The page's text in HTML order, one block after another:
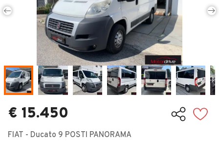
Auto d'epoca
Moto
Camper
Veicoli Commerciali
Concessionari
€ 15.450
FIAT - Ducato 9 POSTI PANORAMA